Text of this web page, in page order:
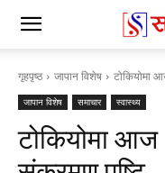
गृहपृष्ठ जापान विशेष टोकियोमा
जापान विशेष समाचार स्वास्थ्य
टोकियोमा आज